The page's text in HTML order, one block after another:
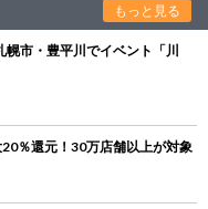
もっと見る
市・豊平川でイベント「川
％還元！30万店舗以上が対象